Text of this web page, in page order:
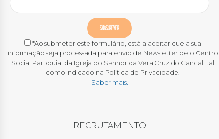
*Ao submeter este formulário, está a aceitar que a sua
informação seja processada para envio de Newsletter pelo Centro
Social Paroquial da Igreja do Senhor da Vera Cruz do Candal, tal
como indicado na Política de Privacidade.
Saber mais.
RECRUTAMENTO